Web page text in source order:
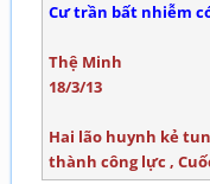
Cư trần bất nhiễm
Thệ Minh
18/3/13
Hai lão huynh kẻ
thành công lực ,